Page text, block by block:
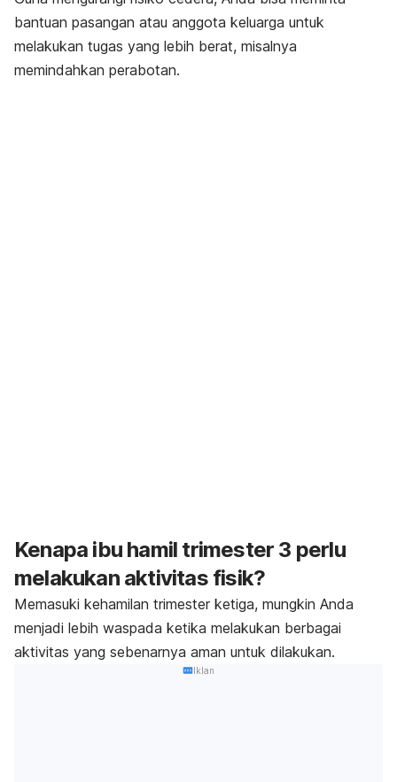
bantuan pasangan atau anggota keluarga untuk
melakukan tugas yang lebih berat, misalnya
memindahkan perabotan.
Kenapa ibu hamil trimester 3 perlu
melakukan aktivitas fisik?
Memasuki kehamilan trimester ketiga, mungkin Anda
menjadi lebih waspada ketika melakukan berbagai
aktivitas yang sebenarnya aman untuk dilakukan.
Iklan